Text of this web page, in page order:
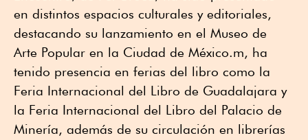
en distintos espacios culturales y editoriales,
destacando su lanzamiento en el Museo de
Arte Popular en la Ciudad de México.m, ha
tenido presencia en ferias del libro como la
Feria Internacional del Libro de Guadalajara y
la Feria Internacional del Libro del Palacio de
Minería, además de su circulación en librerías